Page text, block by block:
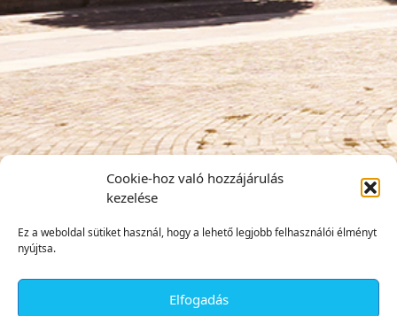
Cookie-hoz való hozzájárulás
kezelése
Ez a weboldal sütiket használ, hogy a lehető legjobb felhasználói élményt
nyújtsa.
Elfogadás